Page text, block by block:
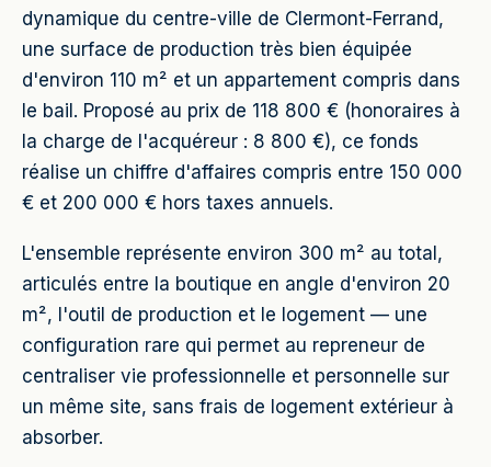
dynamique du centre-ville de Clermont-Ferrand,
une surface de production très bien équipée
d'environ 110 m² et un appartement compris dans
le bail. Proposé au prix de 118 800 € (honoraires à
la charge de l'acquéreur : 8 800 €), ce fonds
réalise un chiffre d'affaires compris entre 150 000
€ et 200 000 € hors taxes annuels.
L'ensemble représente environ 300 m² au total,
articulés entre la boutique en angle d'environ 20
m², l'outil de production et le logement — une
configuration rare qui permet au repreneur de
centraliser vie professionnelle et personnelle sur
un même site, sans frais de logement extérieur à
absorber.